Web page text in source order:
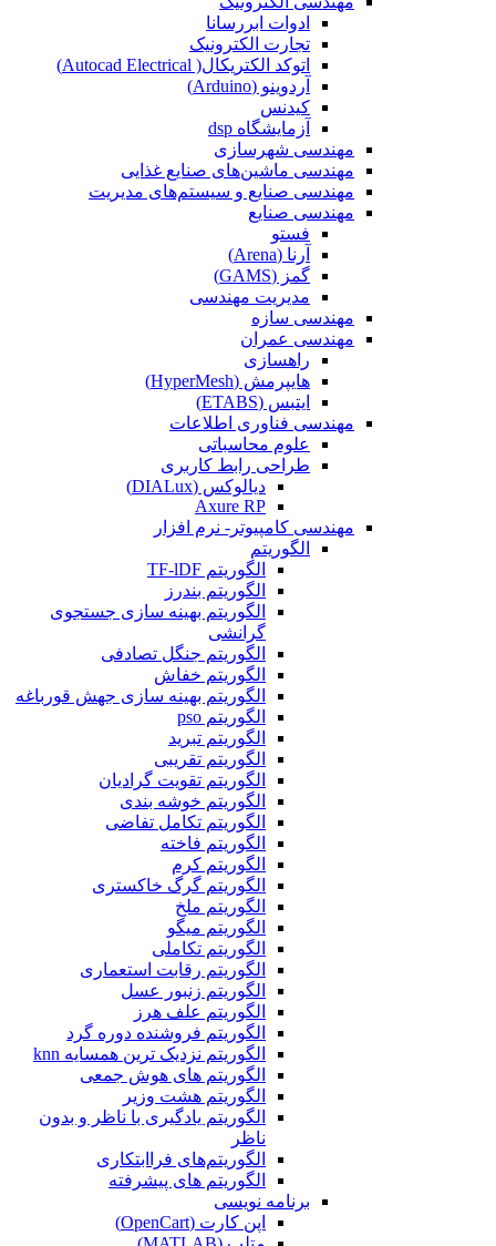
ادوات ابررسانا
تجارت الکترونیک
اتوکد الکتریکال( Autocad Electrical)
آردوینو (Arduino)
کیدنس
آزمایشگاه dsp
مهندسی شهرسازی
مهندسی ماشین‌های صنایع غذایی
مهندسی صنایع و سیستم‌های مدیریت
مهندسی صنایع
فستو
آرنا (Arena)
گمز (GAMS)
مدیریت مهندسی
مهندسی سازه
مهندسی عمران‌
راهسازی
هایپرمش (HyperMesh)
ایتبس (ETABS)
مهندسی فناوری اطلاعات
علوم محاسباتی
طراحی رابط کاربری
دیالوکس (DIALux)
Axure RP
مهندسی کامپیوتر- نرم افزار
الگوریتم
الگوریتم TF-lDF
الگوریتم بندرز
الگوریتم بهینه سازی جستجوی
گرانشی
الگوریتم جنگل تصادفی
الگوریتم خفاش
الگوریتم بهینه سازی جهش قورباغه
الگوریتم pso
الگوریتم تبرید
الگوریتم تقریبی
الگوریتم تقویت گرادیان
الگوریتم خوشه بندی
الگوریتم تکامل تفاضی
الگوریتم فاخته
الگوریتم کرم
الگوریتم گرگ خاکستری
الگوریتم ملخ
الگوریتم میگو
الگوریتم تکاملی
الگوریتم رقابت استعماری
الگوریتم زنبور عسل
الگوریتم علف هرز
الگوریتم فروشنده دوره گرد
الگوریتم نزدیک ترین همسایه knn
الگوریتم های هوش جمعی
الگوریتم هشت وزیر
الگوریتم یادگیری با ناظر و بدون
ناظر
الگوریتم‌های فراابتکاری
الگوریتم های پیشرفته
برنامه نویسی
اپن کارت (OpenCart)